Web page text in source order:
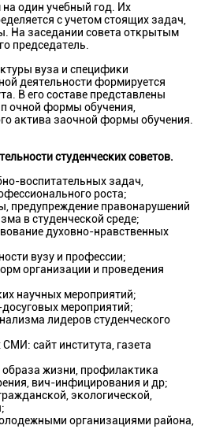
один учебный год. Их
с учетом стоящих задач,
На заседании совета открытым
председатель.
вуза и специфики
деятельности формируется
В его составе представлены
очной формы обучения,
актива заочной формы обучения.
студенческих советов.
воспитательных задач,
роста;
предупреждение правонарушений
в студенческой среде;
духовно-нравственных
вузу и профессии;
организации и проведения
научных мероприятий;
мероприятий;
лидеров студенческого
сайт института, газета
жизни, профилактика
вич-инфицирования и др;
экологической,
организациями района,